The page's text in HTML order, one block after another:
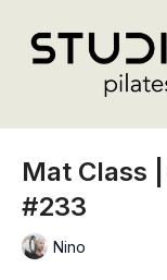
Mat Class
#233
Nino